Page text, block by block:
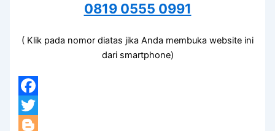
0819 0555 0991
( Klik pada nomor diatas jika Anda membuka website ini
dari smartphone)
Facebook
Twitter